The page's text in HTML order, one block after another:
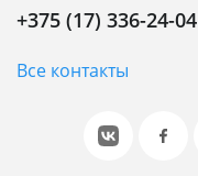
+375 (17) 336-24-04
Все контакты